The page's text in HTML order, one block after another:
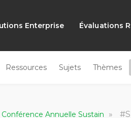
Enterprise Évaluations
Ressources Sujets Thèmes
Conférence Annuelle Sustain »